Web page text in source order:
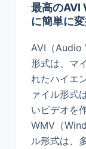
最高のAVI
に簡単に
AVI（Audio
形式は、マ
れたハイエ
ァイル形式
いビデオを
WMV（
ル形式は、